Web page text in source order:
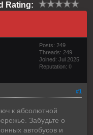
Rating:
Posts: 249
Threads: 249
Joined: Jul 2025
Reputation: 0
#1
к абсолютной
Забудьте о
автобусов и